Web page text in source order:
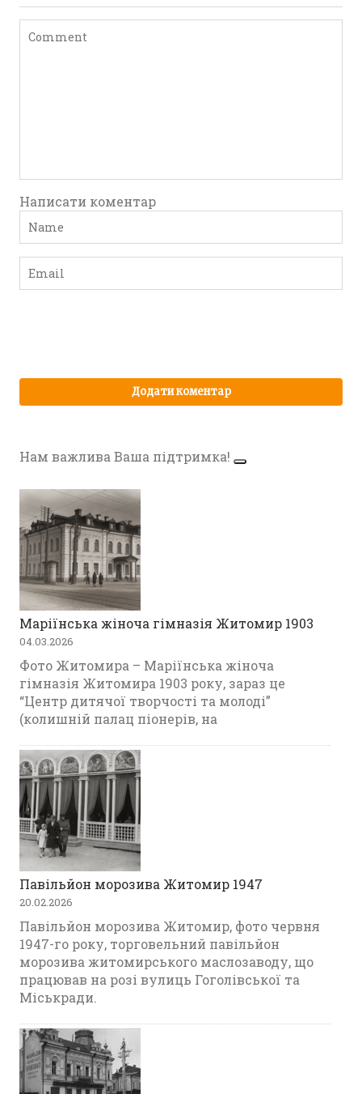
Написати коментар
Нам важлива Ваша підтримка!
Маріїнська жіноча гімназія Житомир 1903
04.03.2026
Фото Житомира – Маріїнська жіноча
гімназія Житомира 1903 року, зараз це
“Центр дитячої творчості та молоді”
(колишній палац піонерів, на
Павільйон морозива Житомир 1947
20.02.2026
Павільйон морозива Житомир, фото червня
1947-го року, торговельний павільйон
морозива житомирського маслозаводу, що
працював на розі вулиць Гоголівської та
Міськради.